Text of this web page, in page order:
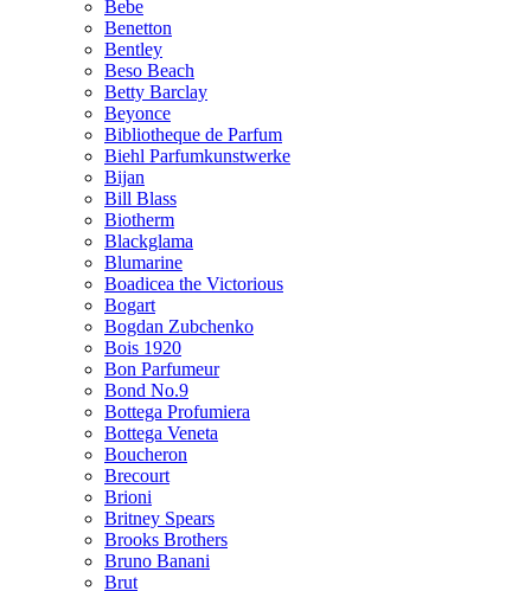
Bebe
Benetton
Bentley
Beso Beach
Betty Barclay
Beyonce
Bibliotheque de Parfum
Biehl Parfumkunstwerke
Bijan
Bill Blass
Biotherm
Blackglama
Blumarine
Boadicea the Victorious
Bogart
Bogdan Zubchenko
Bois 1920
Bon Parfumeur
Bond No.9
Bottega Profumiera
Bottega Veneta
Boucheron
Brecourt
Brioni
Britney Spears
Brooks Brothers
Bruno Banani
Brut